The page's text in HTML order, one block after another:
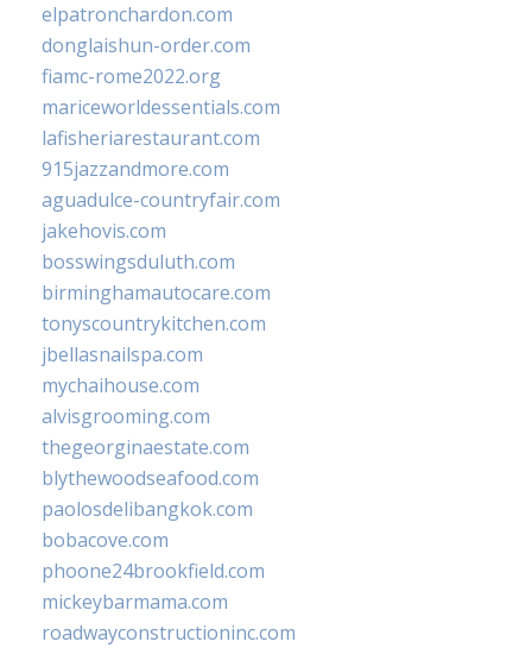
elpatronchardon.com
donglaishun-order.com
fiamc-rome2022.org
mariceworldessentials.com
lafisheriarestaurant.com
915jazzandmore.com
aguadulce-countryfair.com
jakehovis.com
bosswingsduluth.com
birminghamautocare.com
tonyscountrykitchen.com
jbellasnailspa.com
mychaihouse.com
alvisgrooming.com
thegeorginaestate.com
blythewoodseafood.com
paolosdelibangkok.com
bobacove.com
phoone24brookfield.com
mickeybarmama.com
roadwayconstructioninc.com